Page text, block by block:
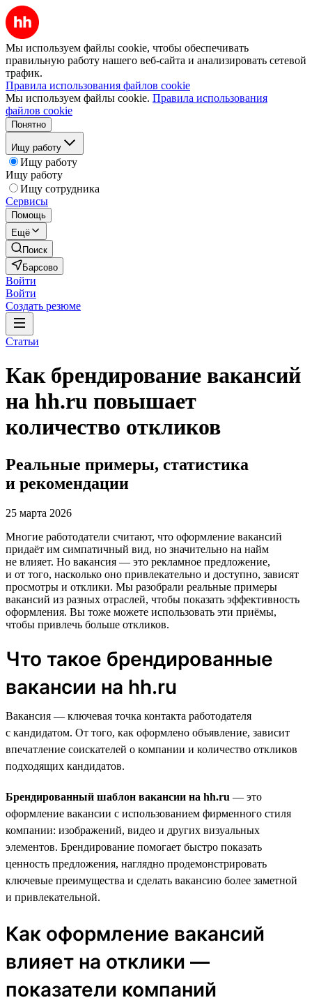
Мы используем файлы cookie, чтобы обеспечивать
правильную работу нашего веб-сайта и анализировать сетевой
трафик.
Правила использования файлов cookie
Мы используем файлы cookie. Правила использования
файлов cookie
Понятно
Ищу работу
Ищу работу
Ищу работу
Ищу сотрудника
Сервисы
Помощь
Ещё
Поиск
Барсово
Войти
Войти
Создать резюме
Статьи
Как брендирование вакансий
на hh.ru повышает
количество откликов
Реальные примеры, статистика
и рекомендации
25 марта 2026
Многие работодатели считают, что оформление вакансий
придаёт им симпатичный вид, но значительно на найм
не влияет. Но вакансия — это рекламное предложение,
и от того, насколько оно привлекательно и доступно, зависят
просмотры и отклики. Мы разобрали реальные примеры
вакансий из разных отраслей, чтобы показать эффективность
оформления. Вы тоже можете использовать эти приёмы,
чтобы привлечь больше откликов.
Что такое брендированные
вакансии на hh.ru
Вакансия — ключевая точка контакта работодателя
с кандидатом. От того, как оформлено объявление, зависит
впечатление соискателей о компании и количество откликов
подходящих кандидатов.
Брендированный шаблон вакансии на hh.ru — это
оформление вакансии с использованием фирменного стиля
компании: изображений, видео и других визуальных
элементов. Брендирование помогает быстро показать
ценность предложения, наглядно продемонстрировать
ключевые преимущества и сделать вакансию более заметной
и привлекательной.
Как оформление вакансий
влияет на отклики —
показатели компаний